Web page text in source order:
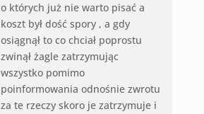
o których już nie warto pisać a
koszt był dość spory , a gdy
osiągnął to co chciał poprostu
zwinął żagle zatrzymując
wszystko pomimo
poinformowania odnośnie zwrotu
za te rzeczy skoro je zatrzymuje i